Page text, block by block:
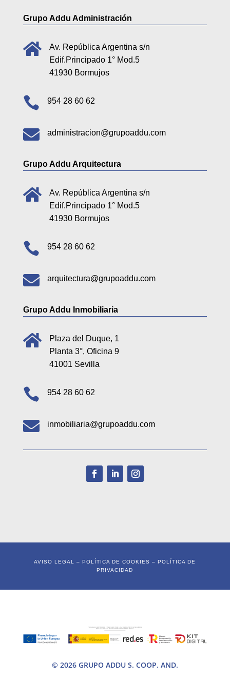
Grupo Addu Administración

Av. República Argentina s/n
Edif.Principado 1° Mod.5
41930 Bormujos
 954 28 60 62
 administracion@grupoaddu.com
Grupo Addu Arquitectura

Av. República Argentina s/n
Edif.Principado 1° Mod.5
41930 Bormujos
 954 28 60 62
 arquitectura@grupoaddu.com
Grupo Addu Inmobiliaria

Plaza del Duque, 1
Planta 3°, Oficina 9
41001 Sevilla
 954 28 60 62
 inmobiliaria@grupoaddu.com
AVISO LEGAL –POLÍTICA DE COOKIES –POLÍTICA DE
PRIVACIDAD
© 2026 GRUPO ADDU S. COOP. AND.